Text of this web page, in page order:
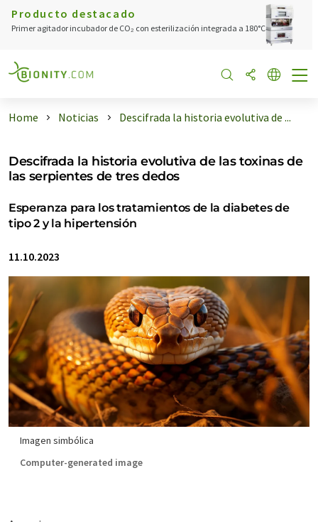
Producto destacado
Primer agitador incubador de CO₂ con esterilización integrada a 180°C
Home Noticias Descifrada la historia evolutiva de ...
Descifrada la historia evolutiva de las toxinas de
las serpientes de tres dedos
Esperanza para los tratamientos de la diabetes de
tipo 2 y la hipertensión
11.10.2023
Imagen simbólica
Computer-generated image